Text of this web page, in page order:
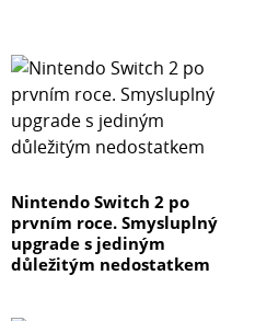
Nintendo Switch 2 po
prvním roce. Smysluplný
upgrade s jediným
důležitým nedostatkem